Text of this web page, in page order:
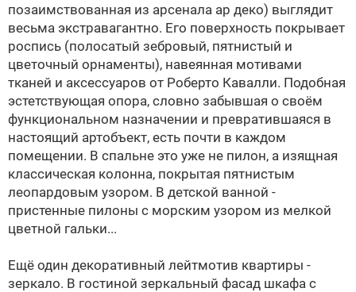
позаимствованная из арсенала ар деко) выглядит
весьма экстравагантно. Его поверхность покрывает
роспись (полосатый зебровый, пятнистый и
цветочный орнаменты), навеянная мотивами
тканей и аксессуаров от Роберто Кавалли. Подобная
эстетствующая опора, словно забывшая о своём
функциональном назначении и превратившаяся в
настоящий артобъект, есть почти в каждом
помещении. В спальне это уже не пилон, а изящная
классическая колонна, покрытая пятнистым
леопардовым узором. В детской ванной -
пристенные пилоны с морским узором из мелкой
цветной гальки...
Ещё один декоративный лейтмотив квартиры -
зеркало. В гостиной зеркальный фасад шкафа с